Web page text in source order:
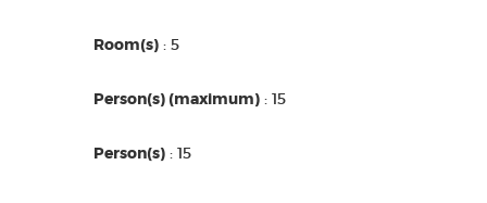
Room(s) : 5
Person(s) (maximum) : 15
Person(s) : 15